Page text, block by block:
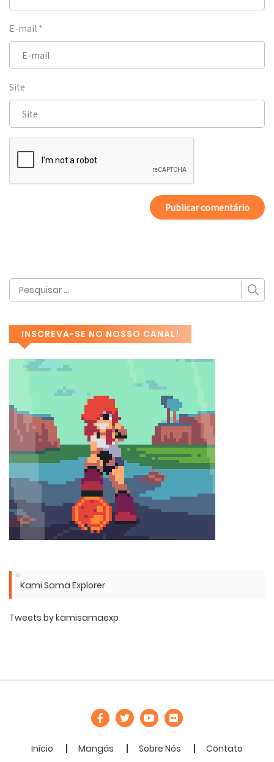
E-mail *
Site
INSCREVA-SE NO NOSSO CANAL!
Kami Sama Explorer
Tweets by kamisamaexp
Início Mangás Sobre Nós Contato